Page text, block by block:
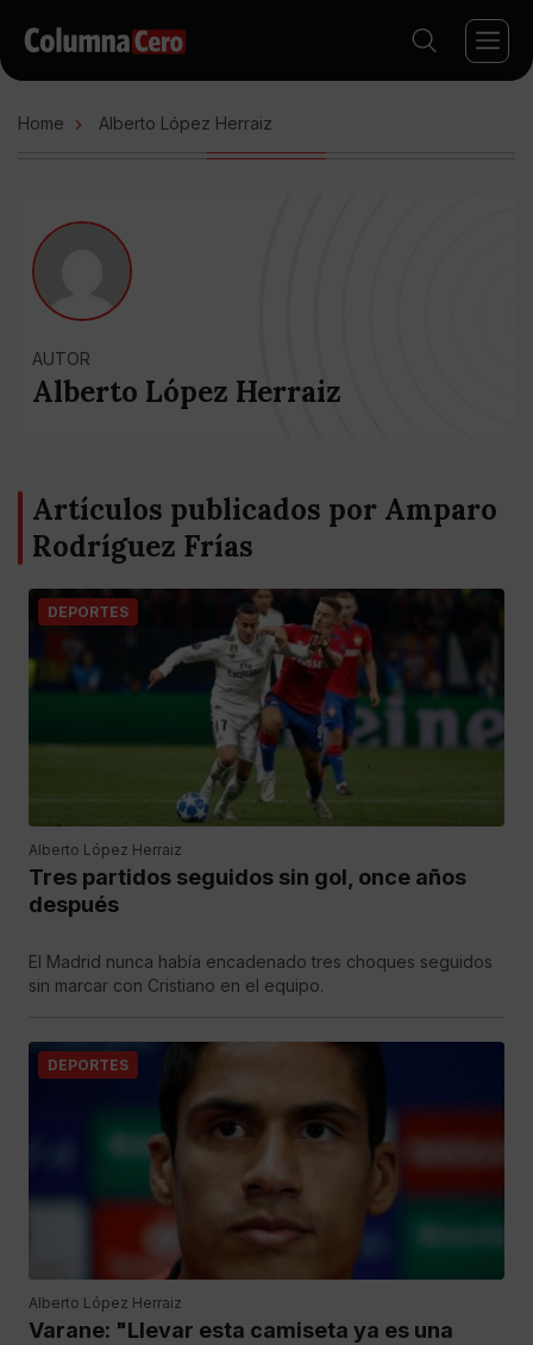
Home Alberto López Herraiz
AUTOR
Alberto López Herraiz
Artículos publicados por Amparo
Rodríguez Frías
DEPORTES
Alberto López Herraiz
Tres partidos seguidos sin gol, once años
después
El Madrid nunca había encadenado tres choques seguidos
sin marcar con Cristiano en el equipo.
DEPORTES
Alberto López Herraiz
Varane: "Llevar esta camiseta ya es una